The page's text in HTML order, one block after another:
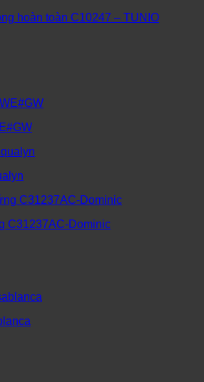
hoàn toàn C10247 – TUNIO
C31237AC-Dominic